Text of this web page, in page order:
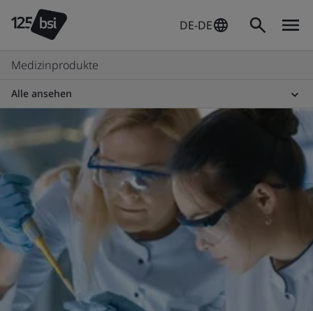
DE-DE
Medizinprodukte
Alle ansehen